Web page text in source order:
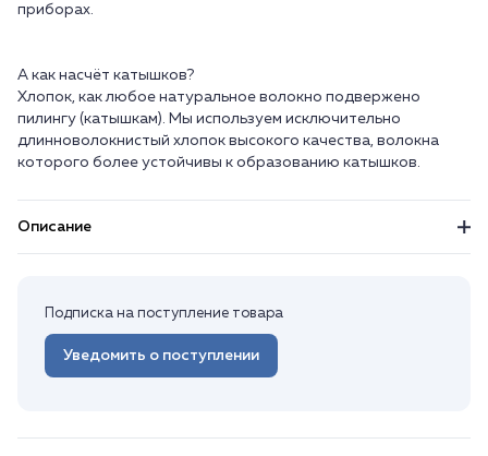
приборах.
А как насчёт катышков?
Хлопок, как любое натуральное волокно подвержено
пилингу (катышкам). Мы используем исключительно
длинноволокнистый хлопок высокого качества, волокна
Описание
Подписка на поступление товара
Уведомить о поступлении